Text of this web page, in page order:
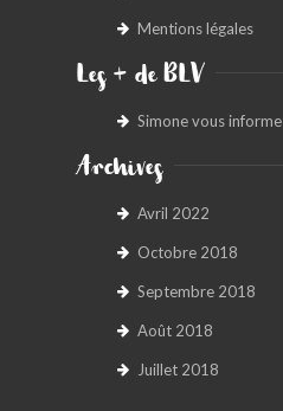
Mentions légales
Les + de BLV
Simone vous informe
Archives
Avril 2022
Octobre 2018
Septembre 2018
Août 2018
Juillet 2018